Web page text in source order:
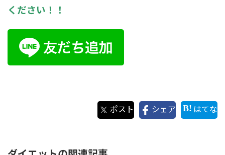
ください！！
ポスト シェア はてな